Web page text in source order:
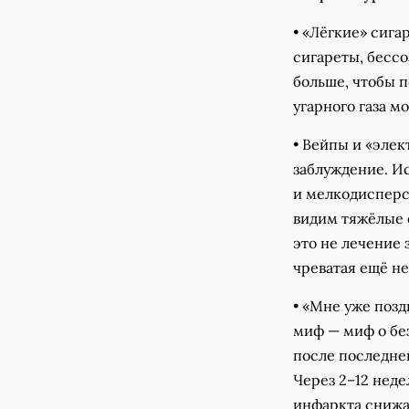
• «Лёгкие»
сигареты,
больше, чтобы
угарного газа
• Вейпы и
заблуждение.
и
видим тяжёлые
это не лечение
чреватая ещё
• «Мне уже
миф — миф о
после
Через 2–12
инфаркта